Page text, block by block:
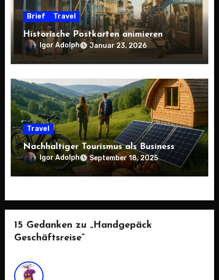
Brief Travel
Historische Postkarten animieren
Igor Adolph Januar 23, 2026
Travel
Nachhaltiger Tourismus als Business
Igor Adolph September 18, 2025
15 Gedanken zu „Handgepäck
Geschäftsreise“